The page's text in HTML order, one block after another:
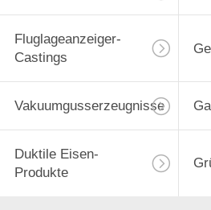
Fluglageanzeiger-
Castings
Vakuumgusserzeugnisse
Duktile Eisen-
Produkte